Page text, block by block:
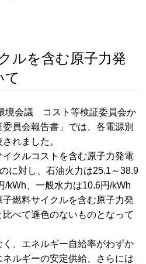
ルを含む原子力発
て
境会議 コスト等検証委員会か
員会報告書」では、各電源別
れました。
クルコストを含む原子力発電
に対し、石油火力は25.1～38.9
/kWh、一般水力は10.6円/kWh
燃料サイクルを含む原子力発
べて遜色のないものとなって
、エネルギー自給率がわずか
ルギーの安定供給、さらには